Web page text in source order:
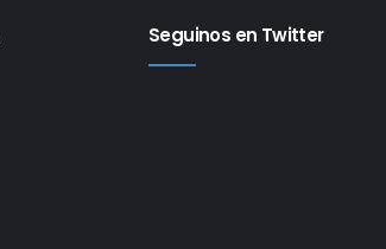
Seguinos en Twitter